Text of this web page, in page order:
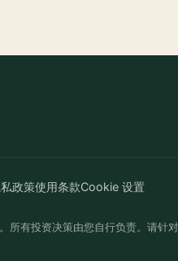
政策使用条款Cookie 设置
有投资决策由您自行负责。请针